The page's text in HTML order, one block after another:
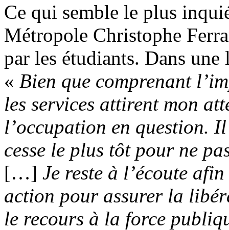
Ce qui semble le plus
Métropole Christophe
par les étudiants. Dans
« Bien que comprenant
les services attirent mon
l’occupation en question.
cesse le plus tôt pour ne
[…] Je reste à l’écoute
action pour assurer la
le recours à la force